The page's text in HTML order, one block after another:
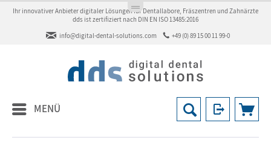
Ihr innovativer Anbieter digitaler Lösungen für Dentallabore, Fräszentren und Zahnärzte
dds ist zertifiziert nach DIN EN ISO 13485:2016
info@digital-dental-solutions.com
+49 (0) 89 15 00 11 99-0
MENÜ